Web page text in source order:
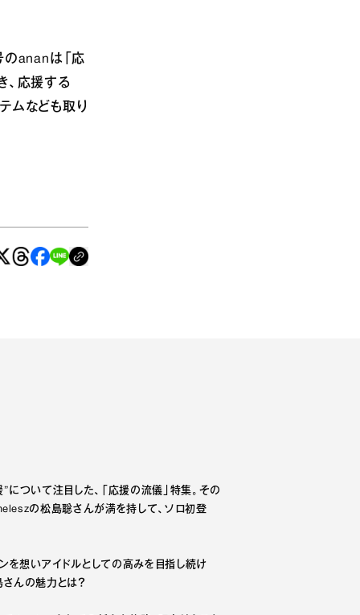
のananは「応
、応援する
ムなども取り
について注目した、「応援の流儀」特集。その
の松島聡さんが満を持して、ソロ初登
を想いアイドルとしての高みを目指し続け
さんの魅力とは？